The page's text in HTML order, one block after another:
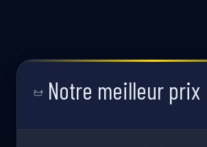
Notre meilleur prix